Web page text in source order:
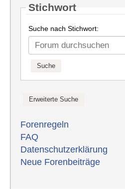
Stichwort
Suche nach Stichwort:
Forenregeln
FAQ
Datenschutzerklärung
Neue Forenbeiträge